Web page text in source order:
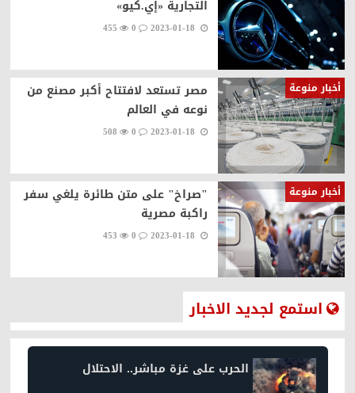
التجارية «إي.كيو»
0
455
أخبار منوعة
مصر تستعد لافتتاح أكبر مصنع من
نوعه في العالم
0
508
أخبار منوعة
"صراخ" على متن طائرة يلغي سفر
راكبة مصرية
0
453
استمع لجديد الاخبار
الحرب على غزة مباشر.. الاحتلال